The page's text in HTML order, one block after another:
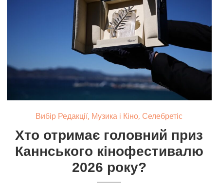
Вибір Редакції, Музика і Кіно,Селебретіс
Хто отримає головний приз
Каннського кінофестивалю
2026 року?